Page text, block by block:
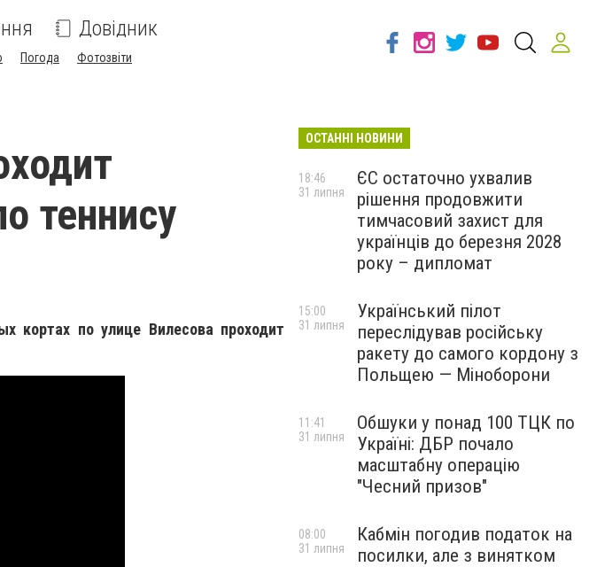
Довідник
Погода Фотозвіти
теннису
по улице Вилесова проходит
ОСТАННІ НОВИНИ
ЄС остаточно ухвалив
рішення продовжити
тимчасовий захист для
українців до березня 2028
року – дипломат
18:46
31 липня
Український пілот
переслідував російську
ракету до самого кордону з
Польщею — Міноборони
15:00
31 липня
Обшуки у понад 100 ТЦК по
Україні: ДБР почало
масштабну операцію
"Чесний призов"
11:41
31 липня
Кабмін погодив податок на
посилки, але з винятком
08:00
31 липня